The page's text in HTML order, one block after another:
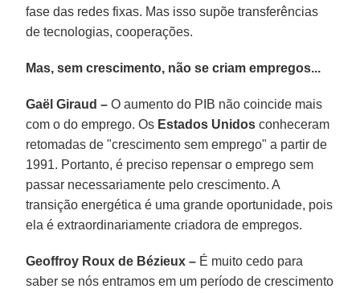
fase das redes fixas. Mas isso supõe transferências
de tecnologias, cooperações.
Mas, sem crescimento, não se criam empregos...
Gaël Giraud – O aumento do PIB não coincide mais
com o do emprego. Os Estados Unidos conheceram
retomadas de "crescimento sem emprego" a partir de
1991. Portanto, é preciso repensar o emprego sem
passar necessariamente pelo crescimento. A
transição energética é uma grande oportunidade, pois
ela é extraordinariamente criadora de empregos.
Geoffroy Roux de Bézieux – É muito cedo para
saber se nós entramos em um período de crescimento